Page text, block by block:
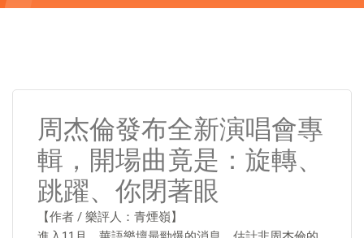
周杰倫發布全新演唱會專
輯，開場曲竟是：旋轉、
跳躍、你閉著眼
【作者 / 樂評人：青煙嶺】